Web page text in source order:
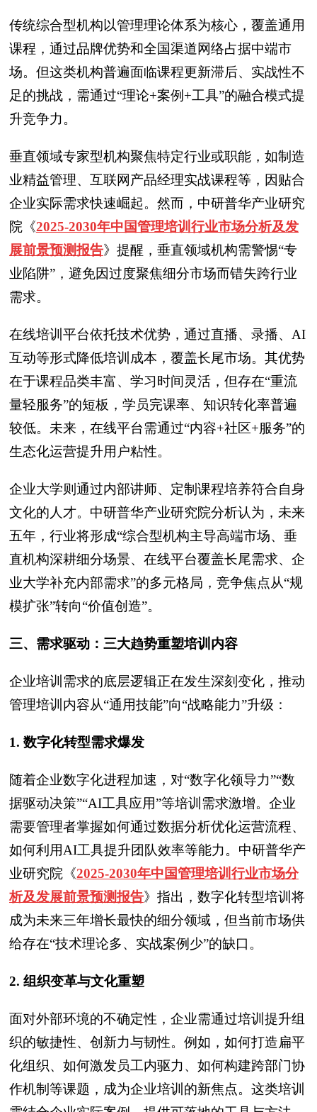
传统综合型机构以管理理论体系为核心，覆盖通用
课程，通过品牌优势和全国渠道网络占据中端市
场。但这类机构普遍面临课程更新滞后、实战性不
足的挑战，需通过“理论+案例+工具”的融合模式提
升竞争力。
垂直领域专家型机构聚焦特定行业或职能，如制造
业精益管理、互联网产品经理实战课程等，因贴合
企业实际需求快速崛起。然而，中研普华产业研究
院 《2025-2030年中国管理培训行业市场分析及发
展前景预测报告》 提醒，垂直领域机构需警惕“专
业陷阱”，避免因过度聚焦细分市场而错失跨行业
需求。
在线培训平台依托技术优势，通过直播、录播、AI
互动等形式降低培训成本，覆盖长尾市场。其优势
在于课程品类丰富、学习时间灵活，但存在“重流
量轻服务”的短板，学员完课率、知识转化率普遍
较低。未来，在线平台需通过“内容+社区+服务”的
生态化运营提升用户粘性。
企业大学则通过内部讲师、定制课程培养符合自身
文化的人才。中研普华产业研究院分析认为，未来
五年，行业将形成“综合型机构主导高端市场、垂
直机构深耕细分场景、在线平台覆盖长尾需求、企
业大学补充内部需求”的多元格局，竞争焦点从“规
模扩张”转向“价值创造”。
三、需求驱动：三大趋势重塑培训内容
企业培训需求的底层逻辑正在发生深刻变化，推动
管理培训内容从“通用技能”向“战略能力”升级：
1. 数字化转型需求爆发
随着企业数字化进程加速，对“数字化领导力”“数
据驱动决策”“AI工具应用”等培训需求激增。企业
需要管理者掌握如何通过数据分析优化运营流程、
如何利用AI工具提升团队效率等能力。中研普华产
业研究院 《2025-2030年中国管理培训行业市场分
析及发展前景预测报告》 指出，数字化转型培训将
成为未来三年增长最快的细分领域，但当前市场供
给存在“技术理论多、实战案例少”的缺口。
2. 组织变革与文化重塑
面对外部环境的不确定性，企业需通过培训提升组
织的敏捷性、创新力与韧性。例如，如何打造扁平
化组织、如何激发员工内驱力、如何构建跨部门协
作机制等课题，成为企业培训的新焦点。这类培训